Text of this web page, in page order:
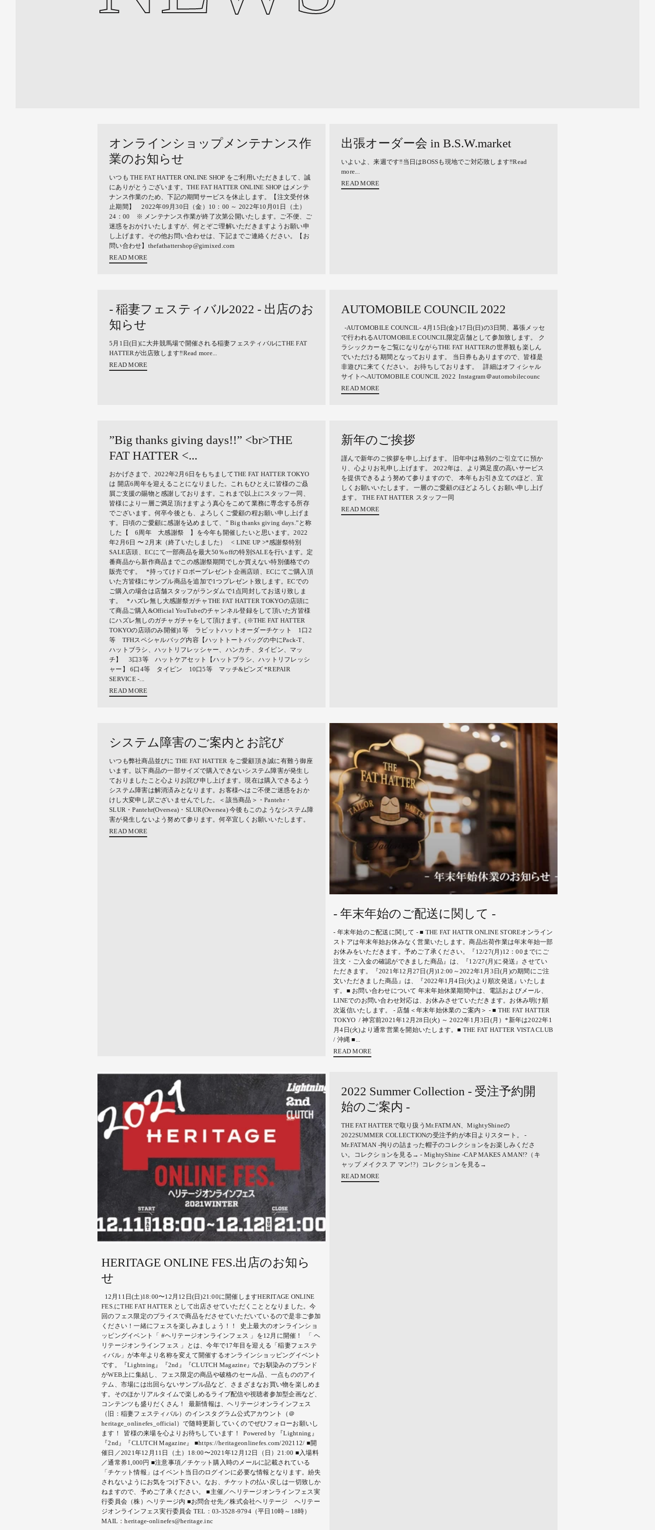
オンラインショップメンテナンス作
業のお知らせ
いつも THE FAT HATTER ONLINE SHOP をご利用いただきまして、誠
にありがとうございます。THE FAT HATTER ONLINE SHOP はメンテ
ナンス作業のため、下記の期間サービスを休止します。【注文受付休
止期間】 2022年09月30日（金）10：00 ～ 2022年10月01日（土）
24：00 ※ メンテナンス作業が終了次第公開いたします。ご不便、ご
迷惑をおかけいたしますが、何とぞご理解いただきますようお願い申
し上げます。その他お問い合わせは、下記までご連絡ください。【お
問い合わせ】thefathattershop@gimixed.com
READ MORE
出張オーダー会 in B.S.W.market
いよいよ、来週です‼︎当日はBOSSも現地でご対応致します‼︎Read
more...
READ MORE
- 稲妻フェスティバル2022 - 出店のお
知らせ
5月1日(日)に大井競馬場で開催される稲妻フェスティバルにTHE FAT
HATTERが出店致します‼︎Read more...
READ MORE
AUTOMOBILE COUNCIL 2022
-AUTOMOBILE COUNCIL- 4月15日(金)-17日(日)の3日間、幕張メッセ
で行われるAUTOMOBILE COUNCIL限定店舗として参加致します。 ク
ラシックカーをご覧になりながらTHE FAT HATTERの世界観も楽しん
でいただける期間となっております。 当日券もありますので、皆様是
非遊びに来てください。 お待ちしております。 詳細はオフィシャル
サイトへAUTOMOBILE COUNCIL 2022 Instagram＠automobilecounc
READ MORE
”Big thanks giving days!!” <br>THE
FAT HATTER <...
おかげさまで、2022年2月6日をもちましてTHE FAT HATTER TOKYO
は 開店6周年を迎えることになりました。これもひとえに皆様のご贔
屓ご支援の賜物と感謝しております。これまで以上にスタッフ一同、
皆様により一層ご満足頂けますよう真心をこめて業務に専念する所存
でございます。何卒今後とも、よろしくご愛顧の程お願い申し上げま
す。日頃のご愛顧に感謝を込めまして、” Big thanks giving days.”と称
した【 6周年 大感謝祭 】を今年も開催したいと思います。2022
年2月6日 〜 2月末（終了いたしました） < LINE UP >*感謝祭特別
SALE店頭、ECにて一部商品を最大50％offの特別SALEを行います。定
番商品から新作商品までこの感謝祭期間でしか買えない特別価格での
販売です。 *持ってけドロボープレゼント企画店頭、ECにてご購入頂
いた方皆様にサンプル商品を追加で1つプレゼント致します。ECでの
ご購入の場合は店舗スタッフがランダムで1点同封してお送り致しま
す。 *ハズレ無し大感謝祭ガチャTHE FAT HATTER TOKYOの店頭に
て商品ご購入&Official YouTubeのチャンネル登録をして頂いた方皆様
にハズレ無しのガチャガチャをして頂けます。(※THE FAT HATTER
TOKYOの店頭のみ開催)1等 ラビットハットオーダーチケット 1口2
等 TFHスペシャルバッグ内容【ハットトートバッグの中にPack-T、
ハットブラシ、ハットリフレッシャー、ハンカチ、タイピン、マッ
チ】 3口3等 ハットケアセット【ハットブラシ、ハットリフレッシ
ャー】 6口4等 タイピン 10口5等 マッチ&ピンズ *REPAIR
SERVICE -...
READ MORE
新年のご挨拶
謹んで新年のご挨拶を申し上げます。 旧年中は格別のご引立てに預か
り、心よりお礼申し上げます。 2022年は、より満足度の高いサービス
を提供できるよう努めて参りますので、 本年もお引き立てのほど、宜
しくお願いいたします。 一層のご愛顧のほどよろしくお願い申し上げ
ます。 THE FAT HATTER スタッフ一同
READ MORE
システム障害のご案内とお詫び
いつも弊社商品並びに THE FAT HATTER をご愛顧頂き誠に有難う御座
います。以下商品の一部サイズで購入できないシステム障害が発生し
ておりましたこと心よりお詫び申し上げます。現在は購入できるよう
システム障害は解消済みとなります。お客様へはご不便ご迷惑をおか
けし大変申し訳ございませんでした。＜該当商品＞・Pantehr・
SLUR・Pantehr(Oversea)・SLUR(Oversea) 今後もこのようなシステム障
害が発生しないよう努めて参ります。何卒宜しくお願いいたします。
READ MORE
- 年末年始のご配送に関して -
- 年末年始のご配送に関して - ■ THE FAT HATTR ONLINE STOREオンライン
ストアは年末年始お休みなく営業いたします。商品出荷作業は年末年始一部
お休みをいただきます。予めご了承ください。『12/27(月)12：00までにご
注文・ご入金の確認ができました商品』は、『12/27(月)に発送』させてい
ただきます。『2021年12月27日(月)12:00～2022年1月3日(月)の期間にご注
文いただきました商品』は、『2022年1月4日(火)より順次発送』いたしま
す。■ お問い合わせについて 年末年始休業期間中は、電話およびメール、
LINEでのお問い合わせ対応は、お休みさせていただきます。お休み明け順
次返信いたします。 - 店舗＜年末年始休業のご案内＞ - ■ THE FAT HATTER
TOKYO / 神宮前2021年12月28日(火) ～ 2022年1月3日(月）*新年は2022年1
月4日(火)より通常営業を開始いたします。■ THE FAT HATTER VISTA CLUB
/ 沖縄 ■...
READ MORE
HERITAGE ONLINE FES.出店のお知ら
せ
12月11日(土)18:00〜12月12日(日)21:00に開催しますHERITAGE ONLINE
FES.にTHE FAT HATTER として出店させていただくこととなりました。今
回のフェス限定のプライスで商品をださせていただいているので是非ご参加
ください！一緒にフェスを楽しみましょう！！ 史上最大のオンラインショ
ッピングイベント「 #ヘリテージオンラインフェス 」を12月に開催！ 「 ヘ
リテージオンラインフェス 」とは、今年で17年目を迎える「稲妻フェステ
ィバル」が本年より名称を変えて開催するオンラインショッピングイベント
です。『Lightning』『2nd』『CLUTCH Magazine』でお馴染みのブランド
がWEB上に集結し、フェス限定の商品や破格のセール品、一点もののアイ
テム、市場には出回らないサンプル品など、さまざまなお買い物を楽しめま
す。そのほかリアルタイムで楽しめるライブ配信や視聴者参加型企画など、
コンテンツも盛りだくさん！ 最新情報は、ヘリテージオンラインフェス
（旧：稲妻フェスティバル）のインスタグラム公式アカウント（＠
heritage_onlinefes_official）で随時更新していくのでぜひフォローお願いし
ます！ 皆様の来場を心よりお待ちしています！ Powered by 『Lightning』
『2nd』『CLUTCH Magazine』 ■https://heritageonlinefes.com/202112/ ■開
催日／2021年12月11日（土）18:00〜2021年12月12日（日）21:00 ■入場料
／通常券1,000円 ■注意事項／チケット購入時のメールに記載されている
「チケット情報」はイベント当日のログインに必要な情報となります。紛失
されないようにお気をつけ下さい。なお、チケットの払い戻しは一切致しか
ねますので、予めご了承ください。 ■主催／ヘリテージオンラインフェス実
行委員会（株）ヘリテージ内 ■お問合せ先／株式会社ヘリテージ ヘリテー
ジオンラインフェス実行委員会 TEL：03-3528-9794（平日10時～18時）
MAIL：heritage-onlinefes@heritage.inc
2022 Summer Collection - 受注予約開
始のご案内 -
THE FAT HATTERで取り扱うMr.FATMAN、MightyShineの
2022SUMMER COLLECTIONの受注予約が本日よりスタート。 -
Mr.FATMAN -拘りの詰まった帽子のコレクションをお楽しみくださ
い。コレクションを見る→ - MightyShine -CAP MAKES A MAN!?（キ
ャップ メイクス ア マン!?）コレクションを見る→
READ MORE